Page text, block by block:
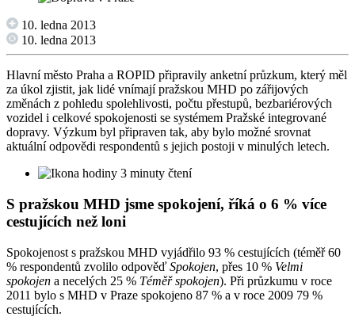
10. ledna 2013
10. ledna 2013
Hlavní město Praha a ROPID připravily anketní průzkum, který měl
za úkol zjistit, jak lidé vnímají pražskou MHD po zářijových
změnách z pohledu spolehlivosti, počtu přestupů, bezbariérových
vozidel i celkové spokojenosti se systémem Pražské integrované
dopravy. Výzkum byl připraven tak, aby bylo možné srovnat
aktuální odpovědi respondentů s jejich postoji v minulých letech.
3 minuty čtení
S pražskou MHD jsme spokojení, říká o 6 % více
cestujících než loni
Spokojenost s pražskou MHD vyjádřilo 93 % cestujících (téměř 60
% respondentů zvolilo odpověď Spokojen, přes 10 % Velmi
spokojen a necelých 25 % Téměř spokojen). Při průzkumu v roce
2011 bylo s MHD v Praze spokojeno 87 % a v roce 2009 79 %
cestujících.